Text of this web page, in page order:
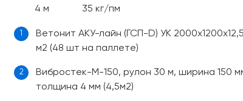
4 м 35 кг/пм
1
Ветонит АКУ-лайн (ГСП-D) УК
м2 (48 шт на паллете)
2
Вибростек-М-150, рулон 30 м, ширина 150
толщина 4 мм (4,5м2)